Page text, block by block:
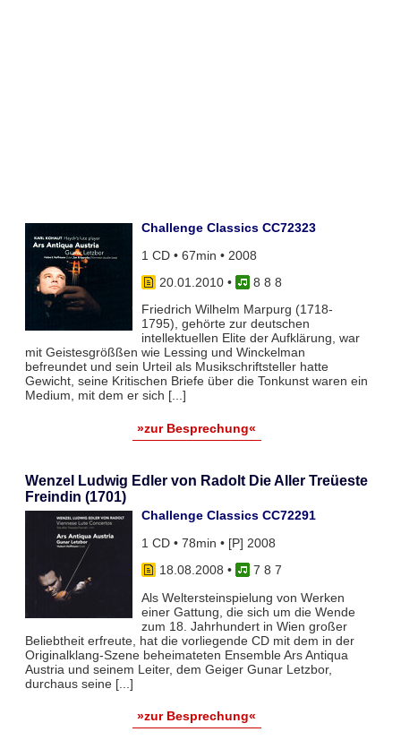
Challenge Classics CC72323
1 CD • 67min • 2008
20.01.2010•
8 8 8
Friedrich Wilhelm Marpurg (1718-
1795), gehörte zur deutschen
intellektuellen Elite der Aufklärung, war
mit Geistesgrößßen wie Lessing und Winckelman
befreundet und sein Urteil als Musikschriftsteller hatte
Gewicht, seine Kritischen Briefe über die Tonkunst waren ein
Medium, mit dem er sich [...]
»zur Besprechung«
Wenzel Ludwig Edler von Radolt Die Aller Treüeste
Freindin (1701)
Challenge Classics CC72291
1 CD • 78min • [P] 2008
18.08.2008 •
7 8 7
Als Weltersteinspielung von Werken
einer Gattung, die sich um die Wende
zum 18. Jahrhundert in Wien großer
Beliebtheit erfreute, hat die vorliegende CD mit dem in der
Originalklang-Szene beheimateten Ensemble Ars Antiqua
Austria und seinem Leiter, dem Geiger Gunar Letzbor,
durchaus seine [...]
»zur Besprechung«